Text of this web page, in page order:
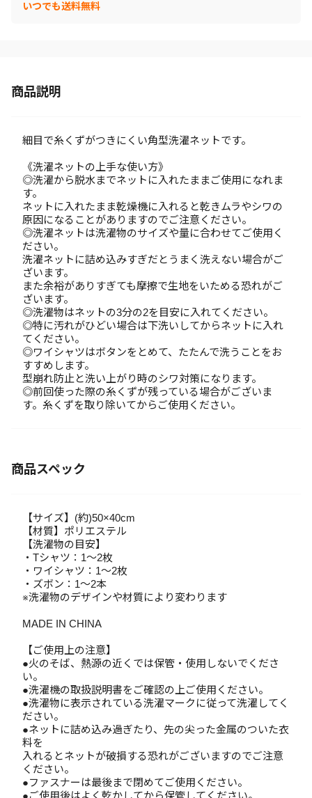
いつでも送料無料
商品説明
細目で糸くずがつきにくい角型洗濯ネットです。
《洗濯ネットの上手な使い方》
◎洗濯から脱水までネットに入れたままご使用になれま
す。
ネットに入れたまま乾燥機に入れると乾きムラやシワの
原因になることがありますのでご注意ください。
◎洗濯ネットは洗濯物のサイズや量に合わせてご使用く
ださい。
洗濯ネットに詰め込みすぎだとうまく洗えない場合がご
ざいます。
また余裕がありすぎても摩擦で生地をいためる恐れがご
ざいます。
◎洗濯物はネットの3分の2を目安に入れてください。
◎特に汚れがひどい場合は下洗いしてからネットに入れ
てください。
◎ワイシャツはボタンをとめて、たたんで洗うことをお
すすめします。
型崩れ防止と洗い上がり時のシワ対策になります。
◎前回使った際の糸くずが残っている場合がございま
す。糸くずを取り除いてからご使用ください。
商品スペック
【サイズ】(約)50×40cm
【材質】ポリエステル
【洗濯物の目安】
・Tシャツ：1～2枚
・ワイシャツ：1～2枚
・ズボン：1～2本
※洗濯物のデザインや材質により変わります
MADE IN CHINA
【ご使用上の注意】
●火のそば、熱源の近くでは保管・使用しないでくださ
い。
●洗濯機の取扱説明書をご確認の上ご使用ください。
●洗濯物に表示されている洗濯マークに従って洗濯してく
ださい。
●ネットに詰め込み過ぎたり、先の尖った金属のついた衣
料を
入れるとネットが破損する恐れがございますのでご注意
ください。
●ファスナーは最後まで閉めてご使用ください。
●ご使用後はよく乾かしてから保管してください。